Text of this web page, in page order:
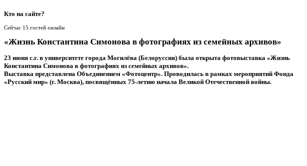
Кто на сайте?
Сейчас 15 гостей онлайн
«Жизнь Константина Симонова в фотографиях из семейных архивов»
23 июня с.г. в университете города Могилёва (Белоруссия) была открыта фотовыставка «Жизнь
Константина Симонова в фотографиях из семейных архивов».
Выставка представлена Объединением «Фотоцентр». Проводилась в рамках мероприятий Фонда
«Русский мир» (г. Москва), посвящённых 75-летию начала Великой Отечественной войны.